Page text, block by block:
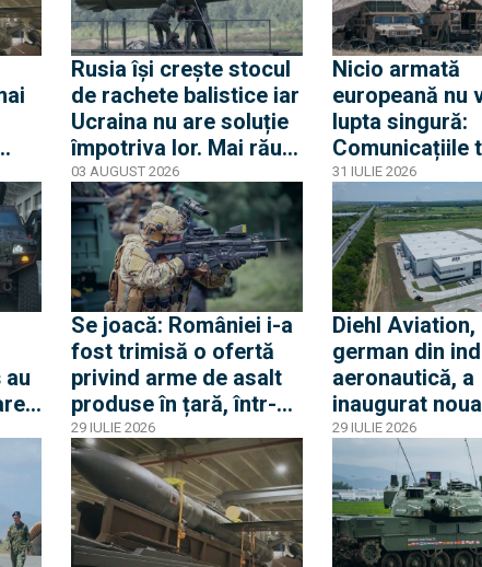
Rusia își crește stocul
de rachete balistice iar
Ucraina nu are soluție
împotriva lor. Mai rău e
că multe companii care
produc componente de
rachete nu sunt sub
sancțiuni în Occident
03 AUGUST 2026
Nicio armată
europeană nu
lupta singură:
Comunicațiile
pe câmpul de
noul front
Modelul
reper pentru
românească?
31 IULIE 2026
Se joacă: României i-a
fost trimisă o ofertă
privind arme de asalt
produse în țară, într-o
achiziție comună cu
Belgia și Franța.
Armele Minimi și
Evolys, alese deja de
francezi
29 IULIE 2026
Diehl
german din
aeronautică, a
inaugurat
fabrică de la
dezvoltată de
compania
Global Vision
29 IULIE 2026